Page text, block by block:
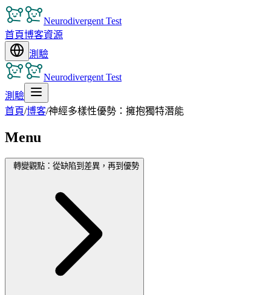
Neurodivergent Test
首頁博客資源
測驗
Neurodivergent Test
測驗
首頁/博客/神經多樣性優勢：擁抱獨特潛能
Menu
轉變觀點：從缺陷到差異，再到優勢